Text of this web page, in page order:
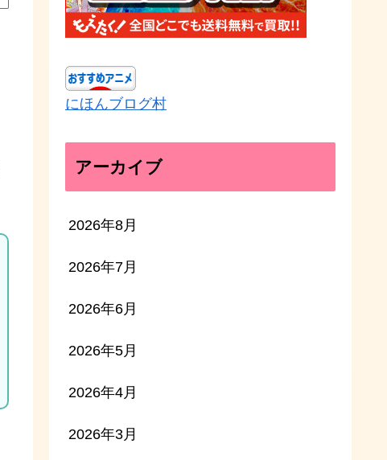
にほんブログ村
アーカイブ
2026年8月
2026年7月
2026年6月
2026年5月
2026年4月
2026年3月